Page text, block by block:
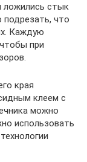
ложились стык
что
Каждую
при
края
клеем с
можно
использовать